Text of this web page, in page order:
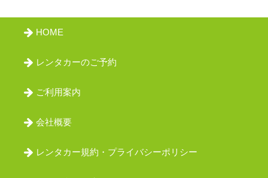
HOME
レンタカーのご予約
ご利用案内
会社概要
レンタカー規約・プライバシーポリシー